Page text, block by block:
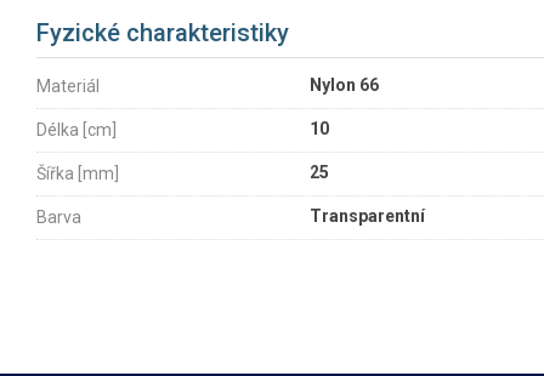
Fyzické charakteristiky
Materiál Nylon 66
Délka [cm] 10
Šířka [mm] 25
Barva Transparentní